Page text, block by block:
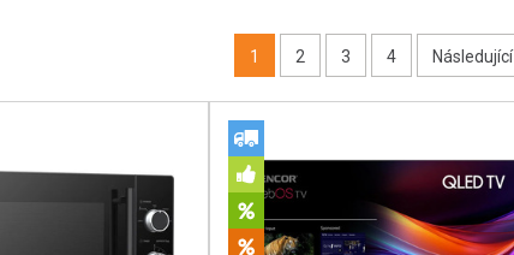
1 2 3 4 Následující